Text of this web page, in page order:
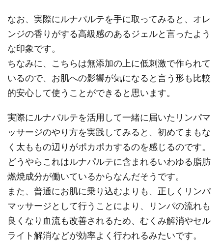
なお、実際にルナパルテを手に取ってみると、オレ
ンジの香りがする高級感のあるジェルと言ったよう
な印象です。
ちなみに、こちらは無添加の上に低刺激で作られて
いるので、お肌への影響が気になると言う形も比較
的安心して使うことができると思います。
実際にルナパルテを活用して一緒に届いたリンパマ
ッサージのやり方を実践してみると、初めてまもな
く太ももの辺りがポカポカするのを感じるのです。
どうやらこれはルナパルテに含まれるいわゆる脂肪
燃焼成分が働いているからなんだそうです。
また、普通にお肌に乗り込むよりも、正しくリンパ
マッサージとして行うことにより、リンパの流れも
良くなり血流も改善されるため、むくみ解消やセル
ライト解消などが効率よく行われるみたいです。